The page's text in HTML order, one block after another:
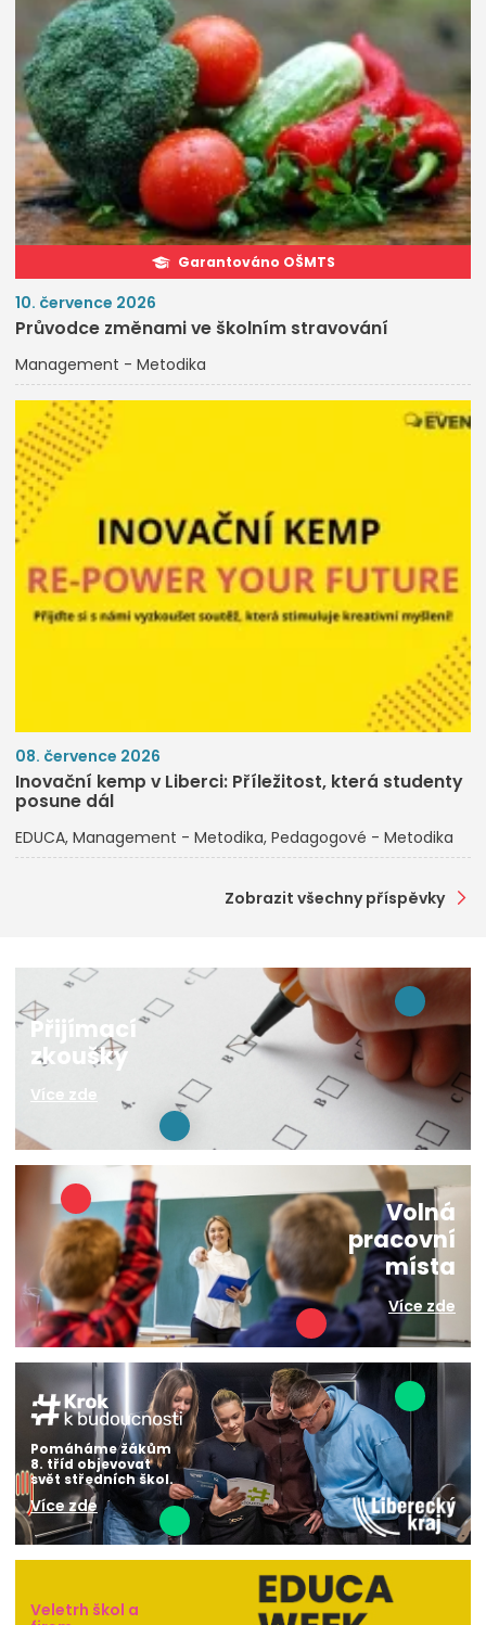
Garantováno OŠMTS
10. července 2026
Průvodce změnami ve školním stravování
Management - Metodika
08. července 2026
Inovační kemp v Liberci: Příležitost, která studenty
posune dál
EDUCA Management - Metodika Pedagogové - Metodika
Zobrazit všechny příspěvky
Přijímací
zkoušky
Více zde
Volná
pracovní
místa
Více zde
Pomáháme žákům
8. tříd objevovat
svět středních škol.
Více zde
Veletrh škol a